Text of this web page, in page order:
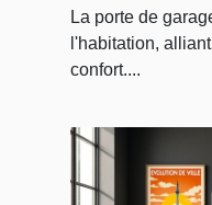
La porte de
l'habitation,
confort....